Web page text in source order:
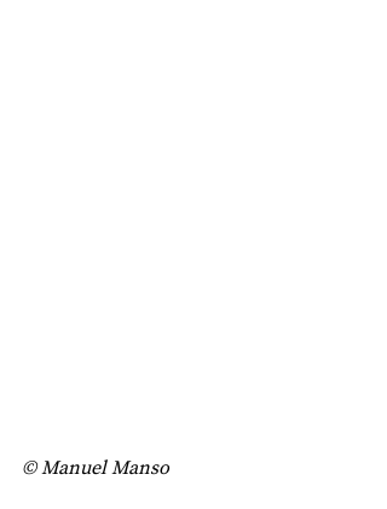
© Manuel Manso